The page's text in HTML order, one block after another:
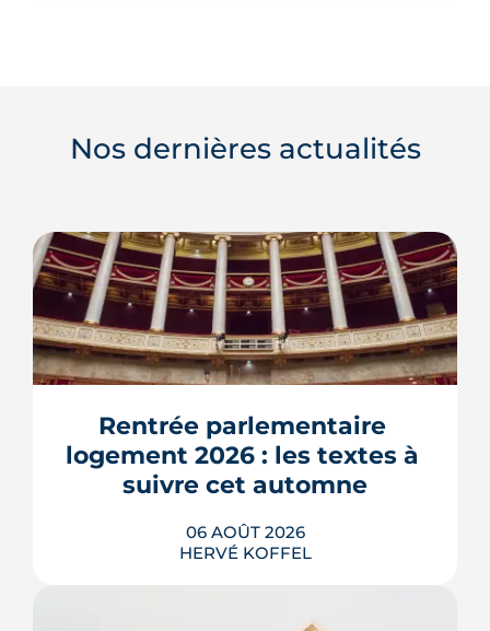
Nos dernières actualités
Rentrée parlementaire
logement 2026 : les textes à
suivre cet automne
06 AOÛT 2026
HERVÉ KOFFEL